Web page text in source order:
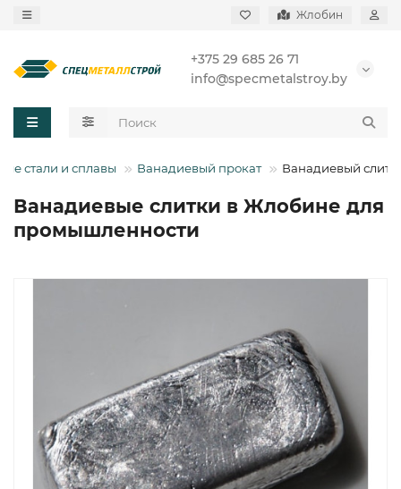
Жлобин
+375 29 685 26 71
info@specmetalstroy.by
стали и сплавы Ванадиевый прокат Ванадиевый
Ванадиевые слитки в Жлобине для
промышленности